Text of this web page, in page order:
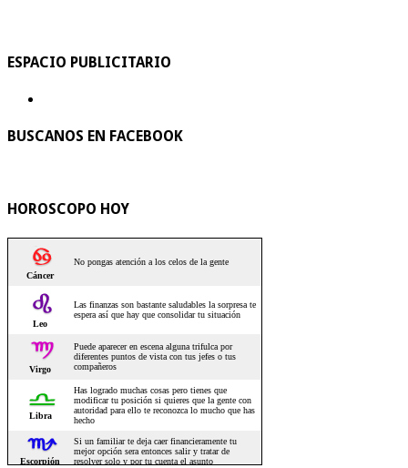
ESPACIO PUBLICITARIO
BUSCANOS EN FACEBOOK
HOROSCOPO HOY